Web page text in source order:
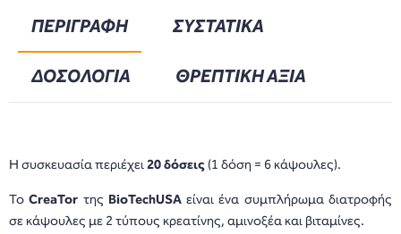
ΠΕΡΙΓΡΑΦΗ
ΣΥΣΤΑΤΙΚΑ
ΔΟΣΟΛΟΓΙΑ
ΘΡΕΠΤΙΚΗ ΑΞΙΑ
Η συσκευασία περιέχει20 δόσεις(1 δόση = 6 κάψουλες).
ΤοCreaTor της BioTechUSAείναι ένα συμπλήρωμα διατροφής
σε κάψουλες με 2 τύπους κρεατίνης, αμινοξέα και βιταμίνες.